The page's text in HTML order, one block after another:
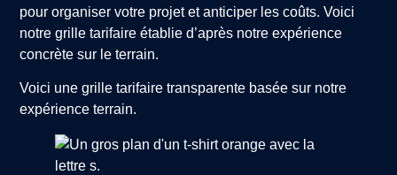
pour organiser votre projet et anticiper les coûts. Voici
notre grille tarifaire établie d’après notre expérience
concrète sur le terrain.
Voici une grille tarifaire transparente basée sur notre
expérience terrain.